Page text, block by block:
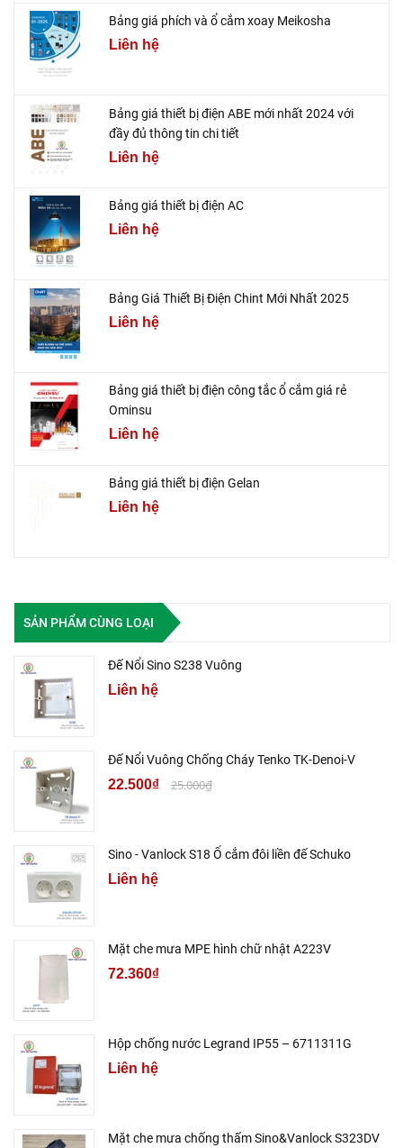
Bảng giá phích và ổ cắm xoay Meikosha
Liên hệ
Bảng giá thiết bị điện ABE mới nhất 2024 với
đầy đủ thông tin chi tiết
Liên hệ
Bảng giá thiết bị điện AC
Liên hệ
Bảng Giá Thiết Bị Điện Chint Mới Nhất 2025
Liên hệ
Bảng giá thiết bị điện công tắc ổ cắm giá rẻ
Ominsu
Liên hệ
Bảng giá thiết bị điện Gelan
Liên hệ
SẢN PHẨM CÙNG LOẠI
Đế Nổi Sino S238 Vuông
Liên hệ
Đế Nổi Vuông Chống Cháy Tenko TK-Denoi-V
22.500₫ 25.000₫
Sino - Vanlock S18 Ổ cắm đôi liền đế Schuko
Liên hệ
Mặt che mưa MPE hình chữ nhật A223V
72.360₫
Hộp chống nước Legrand IP55 – 6711311G
Liên hệ
Mặt che mưa chống thấm Sino&Vanlock S323DV